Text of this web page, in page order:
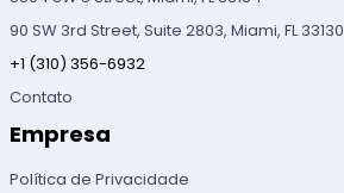
90 SW 3rd Street, Suite 2803, Miami, FL 33130
+1 (310) 356-6932
Contato
Empresa
Política de Privacidade